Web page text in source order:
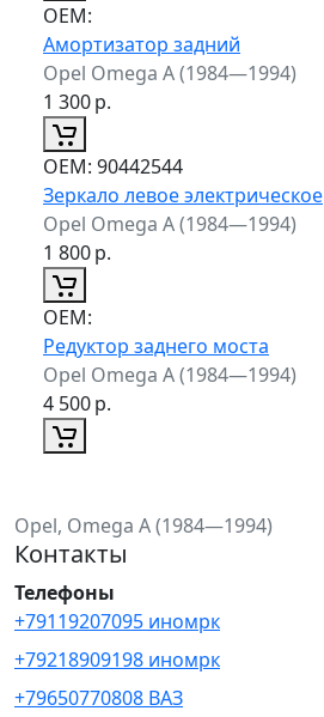
ОЕМ:
Амортизатор задний
Opel Omega A (1984—1994)
1 300р.
ОЕМ: 90442544
Зеркало левое электрическое
Opel Omega A (1984—1994)
1 800р.
ОЕМ:
Редуктор заднего моста
Opel Omega A (1984—1994)
4 500р.
Opel, Omega A (1984—1994)
Контакты
Телефоны
+79119207095 иномрк
+79218909198 иномрк
+79650770808 ВАЗ